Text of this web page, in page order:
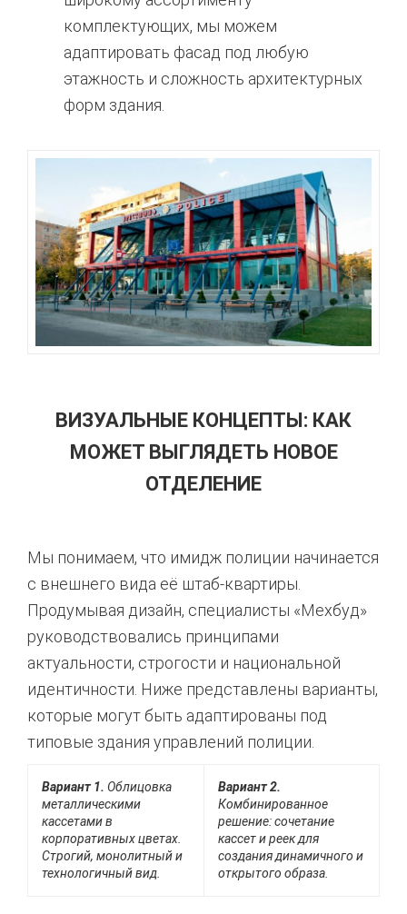
комплектующих, мы можем
адаптировать фасад под любую
этажность и сложность архитектурных
форм здания.
ВИЗУАЛЬНЫЕ КОНЦЕПТЫ: КАК
МОЖЕТ ВЫГЛЯДЕТЬ НОВОЕ
ОТДЕЛЕНИЕ
Мы понимаем, что имидж полиции начинается
с внешнего вида её штаб-квартиры.
Продумывая дизайн, специалисты «Мехбуд»
руководствовались принципами
актуальности, строгости и национальной
идентичности. Ниже представлены варианты,
которые могут быть адаптированы под
типовые здания управлений полиции.
Вариант 1. Облицовка
металлическими
кассетами в
корпоративных цветах.
Строгий, монолитный и
технологичный вид.
Вариант 2.
Комбинированное
решение: сочетание
кассет и реек для
создания динамичного и
открытого образа.